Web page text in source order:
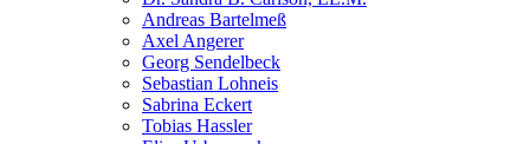
Andreas Bartelmeß
Axel Angerer
Georg Sendelbeck
Sebastian Lohneis
Sabrina Eckert
Tobias Hassler